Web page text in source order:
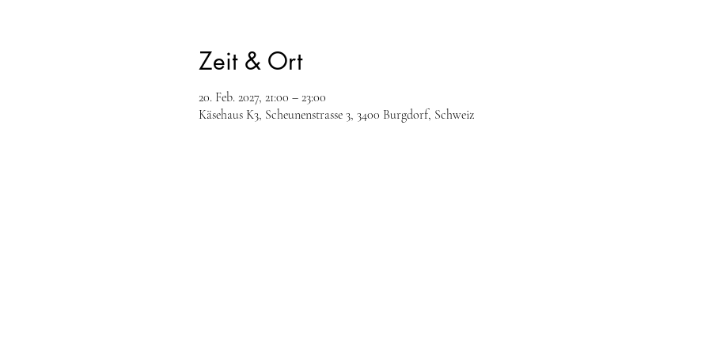
Zeit & Ort
20. Feb. 2027, 21:00 – 23:00
Käsehaus K3, Scheunenstrasse 3, 3400 Burgdorf, Schweiz